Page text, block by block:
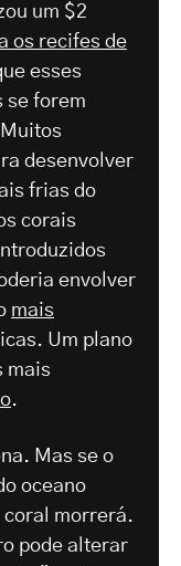
um $2
os recifes de
esses
se forem
desenvolver
frias do
corais
envolver
mais
Um plano
mais
.
Mas se o
oceano
coral morrerá.
pode alterar